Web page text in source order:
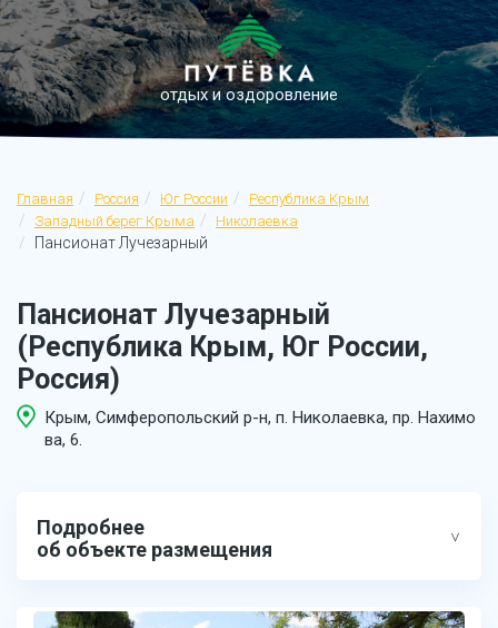
отдых и оздоровление
Главная Россия Юг России
Республика Крым
Западный берег Крыма
Николаевка
Пансионат Лучезарный
Пансионат Лучезарный
(Республика Крым, Юг России,
Россия)
Крым, Симферопольский р-н, п. Николаевка, пр. Нахимо
ва, 6.
Подробнее
об объекте размещения